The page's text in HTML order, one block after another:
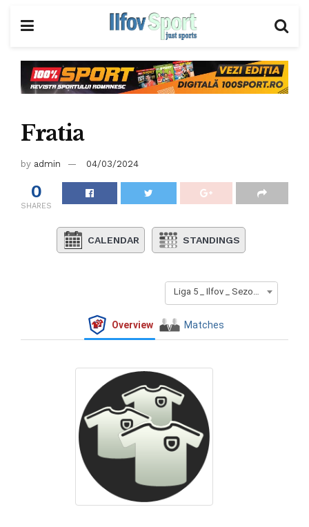
Fratia
by admin 04/03/2024
0
SHARES
CALENDAR STANDINGS
Overview Matches